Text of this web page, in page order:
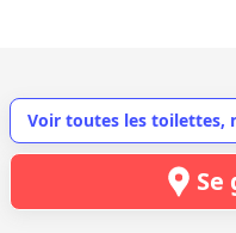
Voir toutes les toilettes,
Se